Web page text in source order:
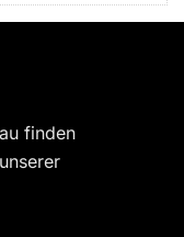
finden